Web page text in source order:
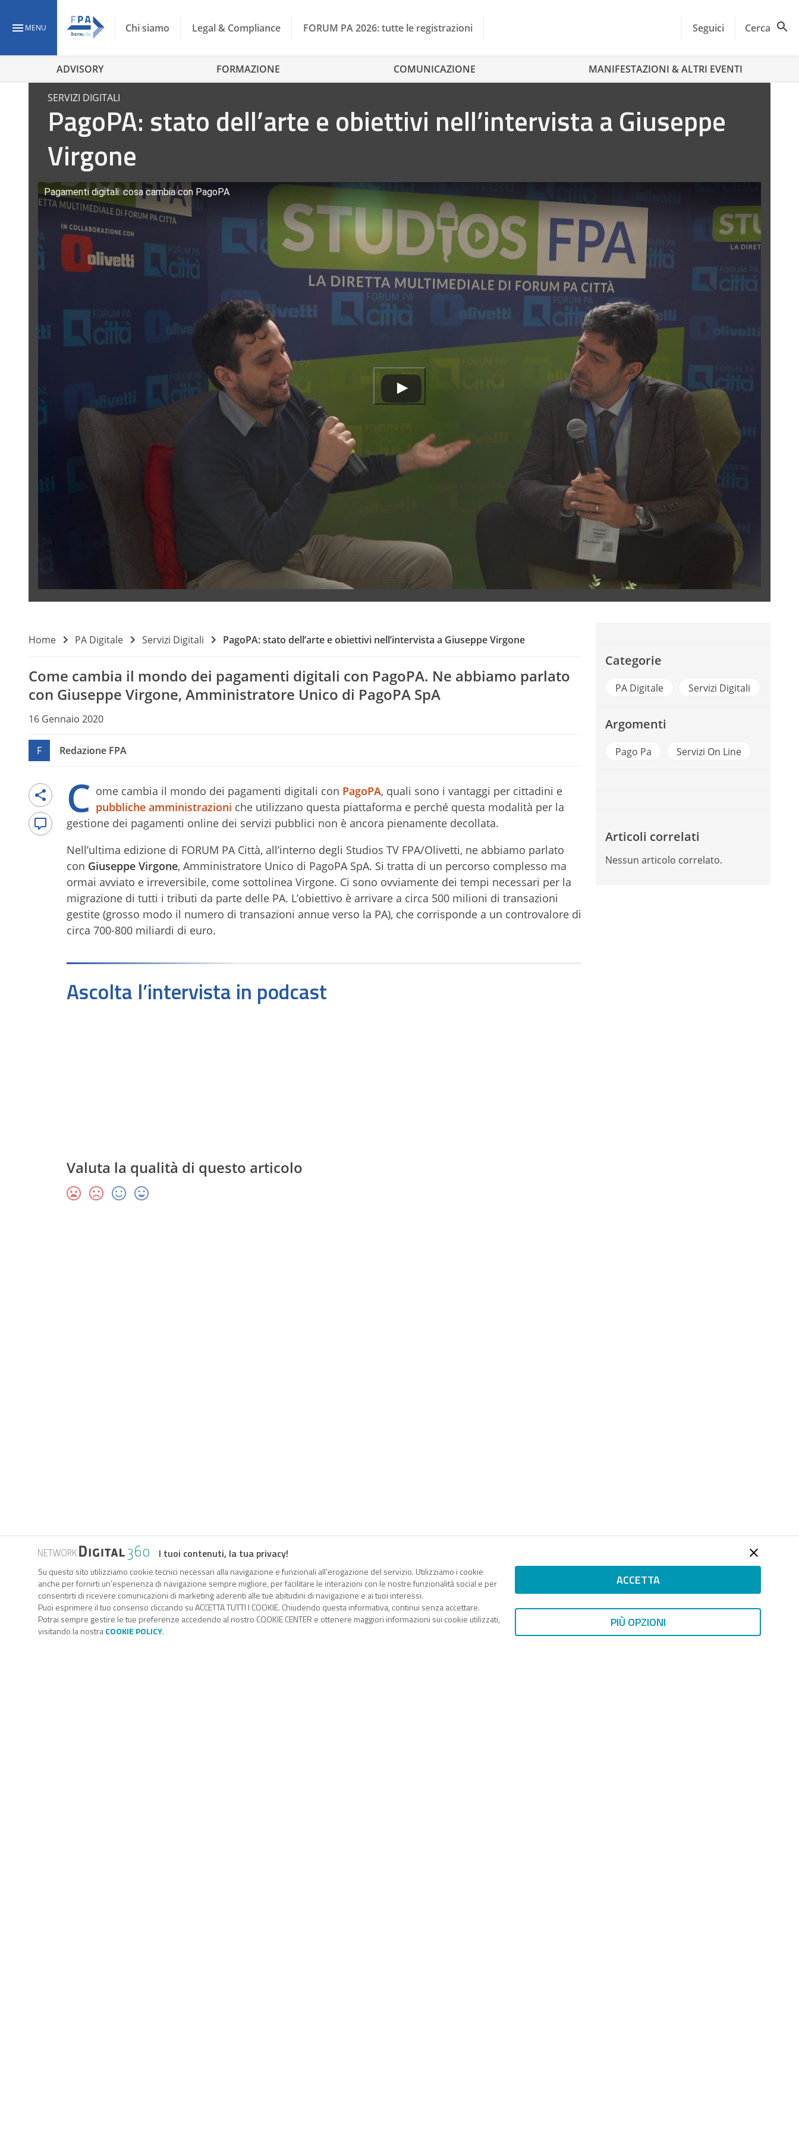
MENU Chi siamo Legal & Compliance FORUM PA 2026: tutte le registrazioni Seguici Cerca
ADVISORY FORMAZIONE COMUNICAZIONE MANIFESTAZIONI & ALTRI EVENTI
SERVIZI DIGITALI
PagoPA: stato dell’arte e obiettivi nell’intervista a Giuseppe
Virgone
Pagamenti digitali: cosa cambia con PagoPA
Home PA Digitale Servizi Digitali PagoPA: stato dell’arte e obiettivi nell’intervista a Giuseppe Virgone
Come cambia il mondo dei pagamenti digitali con PagoPA. Ne abbiamo parlato
con Giuseppe Virgone, Amministratore Unico di PagoPA SpA
16 Gennaio 2020
F Redazione FPA
C ome cambia il mondo dei pagamenti digitali con PagoPA, quali sono i vantaggi per cittadini e
pubbliche amministrazioni che utilizzano questa piattaforma e perché questa modalità per la
gestione dei pagamenti online dei servizi pubblici non è ancora pienamente decollata.
Nell’ultima edizione di FORUM PA Città, all’interno degli Studios TV FPA/Olivetti, ne abbiamo parlato
con Giuseppe Virgone, Amministratore Unico di PagoPA SpA. Si tratta di un percorso complesso ma
ormai avviato e irreversibile, come sottolinea Virgone. Ci sono ovviamente dei tempi necessari per la
migrazione di tutti i tributi da parte delle PA. L’obiettivo è arrivare a circa 500 milioni di transazioni
gestite (grosso modo il numero di transazioni annue verso la PA), che corrisponde a un controvalore di
circa 700-800 miliardi di euro.
Ascolta l’intervista in podcast
Valuta la qualità di questo articolo
Categorie
PA Digitale Servizi Digitali
Argomenti
Pago Pa Servizi On Line
Articoli correlati
Nessun articolo correlato.
I tuoi contenuti, la tua privacy!
Su questo sito utilizziamo cookie tecnici necessari alla navigazione e funzionali all’erogazione del servizio. Utilizziamo i cookie
anche per fornirti un’esperienza di navigazione sempre migliore, per facilitare le interazioni con le nostre funzionalità social e per
consentirti di ricevere comunicazioni di marketing aderenti alle tue abitudini di navigazione e ai tuoi interessi.
Puoi esprimere il tuo consenso cliccando su ACCETTA TUTTI I COOKIE. Chiudendo questa informativa, continui senza accettare.
Potrai sempre gestire le tue preferenze accedendo al nostro COOKIE CENTER e ottenere maggiori informazioni sui cookie utilizzati,
visitando la nostraCOOKIE POLICY.
ACCETTA
PIÙ OPZIONI